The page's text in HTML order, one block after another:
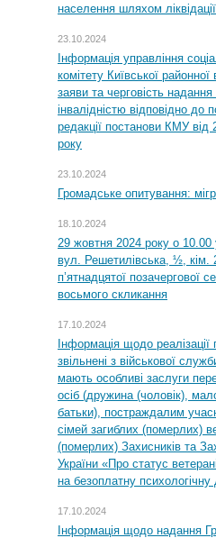
населення шляхом ліквідації
23.10.2024
Інформація управління
комітету Київської
заяви та черговість надання
інвалідністю відповідно
редакції постанови КМУ
року
23.10.2024
Громадське опитування:
18.10.2024
29 жовтня 2024 року о 10.00
вул. Решетилівська, ½, кім.
п’ятнадцятої позачергової
восьмого скликання
17.10.2024
Інформація щодо
звільнені з військової
мають особливі заслуги
осіб (дружина (чоловік),
батьки), постраждалим
сімей загиблих (померлих)
(померлих) Захисників та
України «Про статус
на безоплатну психологічну
17.10.2024
Інформація щодо надання